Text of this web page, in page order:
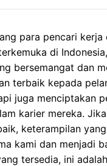
para pencari kerja
di Indonesia,
bersemangat dan
terbaik kepada
juga menciptakan
karier mereka.
keterampilan
kami dan menjadi
tersedia, ini adalah